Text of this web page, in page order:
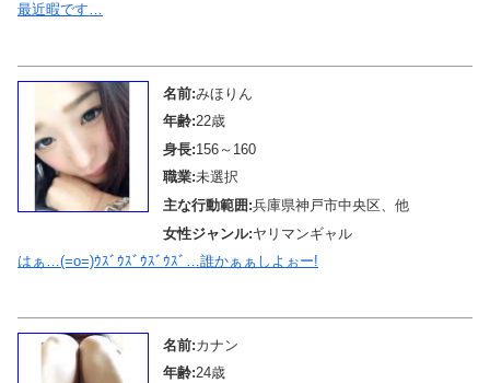
最近暇です…
名前:みほりん
年齢:22歳
身長:156～160
職業:未選択
主な行動範囲:兵庫県神戸市中央区、他
女性ジャンル:ヤリマンギャル
はぁ…(=o=)ｳｽﾞｳｽﾞｳｽﾞｳｽﾞ…誰かぁぁしよぉー!
名前:カナン
年齢:24歳